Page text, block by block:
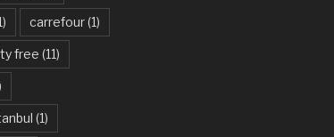
carrefour(1)
free (11)
(1)